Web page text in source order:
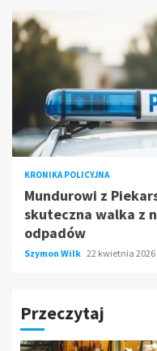
KRONIKA POLICYJNA
Mundurowi z
skuteczna walka z
odpadów
Szymon Wilk 22 kwietnia 2026
Przeczytaj